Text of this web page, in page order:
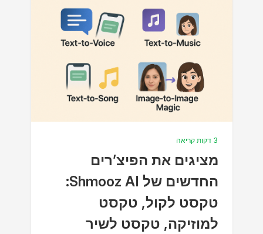
3 דקות קריאה
מציגים את הפיצ’רים
החדשים של Shmooz AI:
טקסט לקול, טקסט
למוזיקה, טקסט לשיר